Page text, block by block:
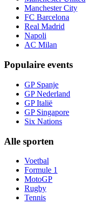
Manchester City
FC Barcelona
Real Madrid
Napoli
AC Milan
Populaire events
GP Spanje
GP Nederland
GP Italië
GP Singapore
Six Nations
Alle sporten
Voetbal
Formule 1
MotoGP
Rugby
Tennis